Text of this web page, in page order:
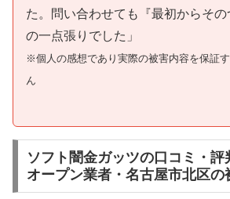
た。問い合わせても『最初からその
の一点張りでした」
※個人の感想であり実際の被害内容を保証
ん
ソフト闇金ガッツの口コミ・評
オープン業者・名古屋市北区の